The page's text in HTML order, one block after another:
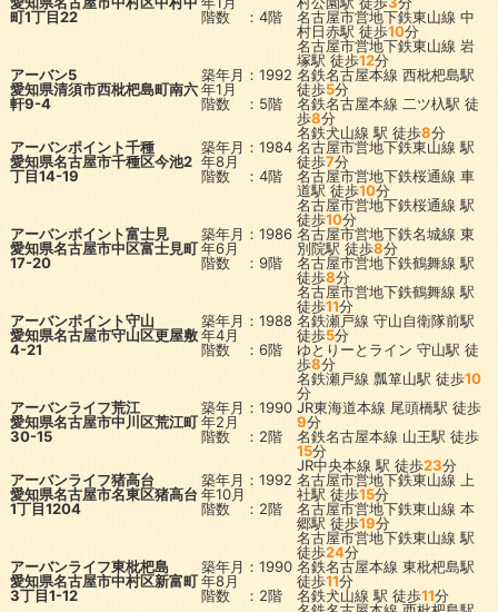
町1丁目22
階数 ：4階
名古屋市営地下鉄東山線 中
村日赤駅 徒歩10分
名古屋市営地下鉄東山線 岩
塚駅 徒歩12分
アーバン5
愛知県清須市西枇杷島町南六
軒9-4
築年月：1992
年1月
階数 ：5階
名鉄名古屋本線 西枇杷島駅
徒歩5分
名鉄名古屋本線 二ツ杁駅 徒
歩8分
名鉄犬山線 駅 徒歩8分
アーバンポイント千種
愛知県名古屋市千種区今池2
丁目14-19
築年月：1984
年8月
階数 ：4階
名古屋市営地下鉄東山線 駅
徒歩7分
名古屋市営地下鉄桜通線 車
道駅 徒歩10分
名古屋市営地下鉄桜通線 駅
徒歩10分
アーバンポイント富士見
愛知県名古屋市中区富士見町
17-20
築年月：1986
年6月
階数 ：9階
名古屋市営地下鉄名城線 東
別院駅 徒歩8分
名古屋市営地下鉄鶴舞線 駅
徒歩8分
名古屋市営地下鉄鶴舞線 駅
徒歩11分
アーバンポイント守山
愛知県名古屋市守山区更屋敷
4-21
築年月：1988
年4月
階数 ：6階
名鉄瀬戸線 守山自衛隊前駅
徒歩5分
ゆとりーとライン 守山駅 徒
歩8分
名鉄瀬戸線 瓢箪山駅 徒歩10
分
アーバンライフ荒江
愛知県名古屋市中川区荒江町
30-15
築年月：1990
年2月
階数 ：2階
JR東海道本線 尾頭橋駅 徒歩
9分
名鉄名古屋本線 山王駅 徒歩
15分
JR中央本線 駅 徒歩23分
アーバンライフ猪高台
愛知県名古屋市名東区猪高台
1丁目1204
築年月：1992
年10月
階数 ：2階
名古屋市営地下鉄東山線
上
社駅 徒歩15分
名古屋市営地下鉄東山線 本
郷駅 徒歩19分
名古屋市営地下鉄東山線 駅
徒歩24分
アーバンライフ東枇杷島
愛知県名古屋市中村区新富町
3丁目1-12
築年月：1990
年8月
階数 ：2階
名鉄名古屋本線 東枇杷島駅
徒歩11分
名鉄犬山線 駅 徒歩11分